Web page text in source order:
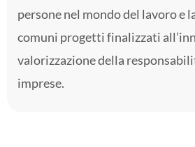
persone nel mondo del lavoro e
comuni progetti finalizzati
valorizzazione della
imprese.